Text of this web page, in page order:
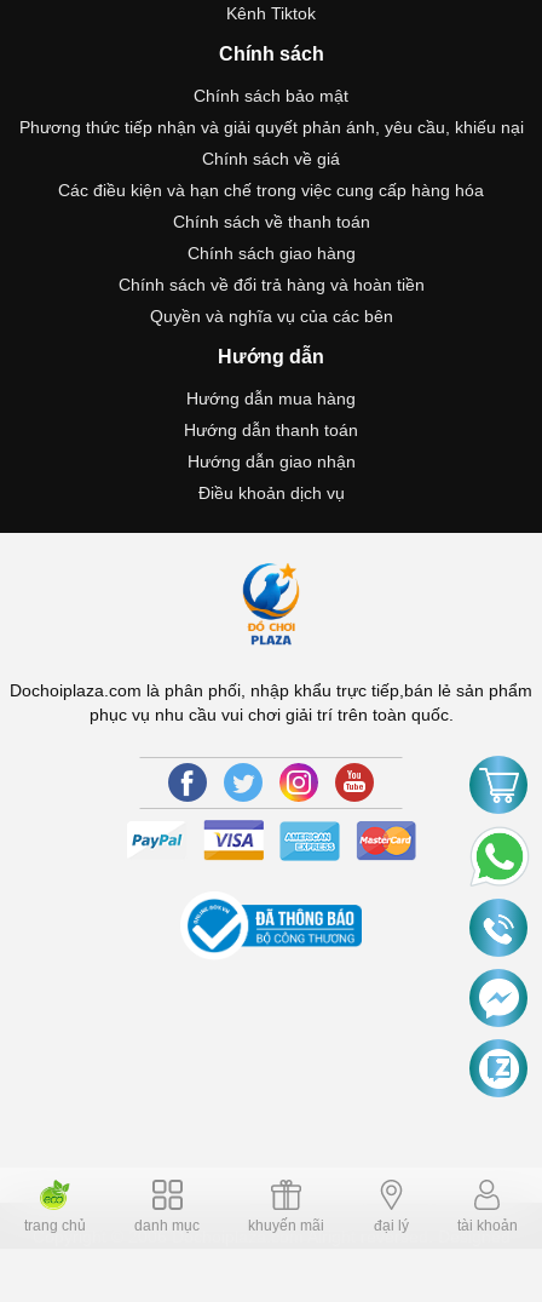
Kênh Tiktok
Chính sách
Chính sách bảo mật
Phương thức tiếp nhận và giải quyết phản ánh, yêu cầu, khiếu nại
Chính sách về giá
Các điều kiện và hạn chế trong việc cung cấp hàng hóa
Chính sách về thanh toán
Chính sách giao hàng
Chính sách về đổi trả hàng và hoàn tiền
Quyền và nghĩa vụ của các bên
Hướng dẫn
Hướng dẫn mua hàng
Hướng dẫn thanh toán
Hướng dẫn giao nhận
Điều khoản dịch vụ
Dochoiplaza.com là phân phối, nhập khẩu trực tiếp,bán lẻ sản phẩm
phục vụ nhu cầu vui chơi giải trí trên toàn quốc.
Copyright © 2006 Dochoiplaza.com Alright reversed. Designed
trang chủ danh mục khuyến mãi đại lý tài khoản